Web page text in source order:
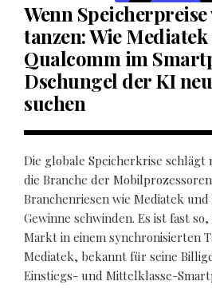
Wenn
tanzen: Wie
Qualcomm im
Dschungel der KI
suchen
Die globale Speicherkrise
die Branche der
Branchenriesen wie Mediatek
Gewinne schwinden. Es ist fast
Markt in einem synchronisierten
Mediatek, bekannt für seine
Einstiegs- und Mittelklasse-